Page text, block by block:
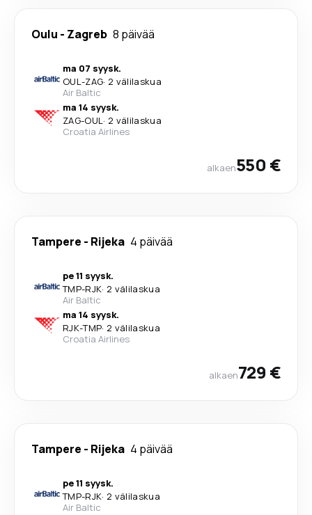
Oulu - Zagreb 8 päivää
ma 07 syysk.
OUL-ZAG· 2 välilaskua
Air Baltic
ma 14 syysk.
ZAG-OUL· 2 välilaskua
Croatia Airlines
alkaen550 €
Tampere - Rijeka 4 päivää
pe 11 syysk.
TMP-RJK· 2 välilaskua
Air Baltic
ma 14 syysk.
RJK-TMP· 2 välilaskua
Croatia Airlines
alkaen729 €
Tampere - Rijeka 4 päivää
pe 11 syysk.
TMP-RJK· 2 välilaskua
Air Baltic